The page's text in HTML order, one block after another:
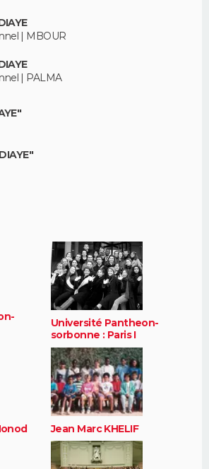
| MBOUR
| PALMA
Université Pantheon-
sorbonne : Paris I
Jean Marc KHELIF